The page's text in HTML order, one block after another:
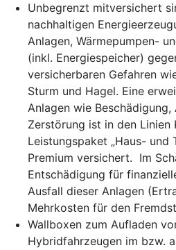
Unbegrenzt mitversichert
nachhaltigen
Anlagen, Wärmepumpen-
(inkl. Energiespeicher)
versicherbaren Gefahren
Sturm und Hagel. Eine
Anlagen wie
Zerstörung ist in den
Leistungspaket „Haus- und
Premium versichert. Im
Entschädigung für
Ausfall dieser Anlagen
Mehrkosten für den
Wallboxen zum Aufladen
Hybridfahrzeugen im bzw.